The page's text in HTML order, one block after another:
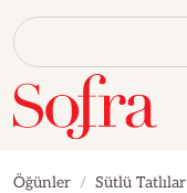
Öğünler Sütlü Tatlılar